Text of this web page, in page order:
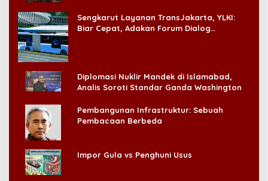
Sengkarut Layanan TransJakarta, YLKI:
Biar Cepat, Adakan Forum Dialog
Diplomasi Nuklir Mandek di Islamabad,
Analis Soroti Standar Ganda Washington
Pembangunan Infrastruktur: Sebuah
Pembacaan Berbeda
Impor Gula vs Penghuni Usus